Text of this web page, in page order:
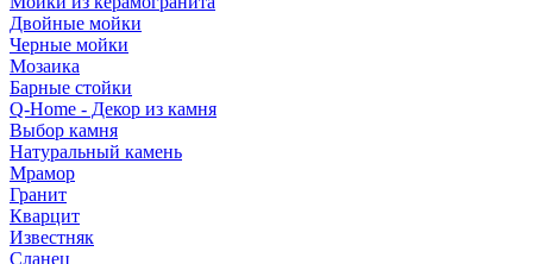
Двойные мойки
Черные мойки
Мозаика
Барные стойки
Q-Home - Декор из камня
Выбор камня
Натуральный камень
Мрамор
Гранит
Кварцит
Известняк
Сланец